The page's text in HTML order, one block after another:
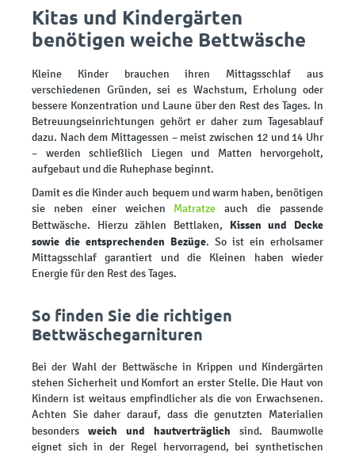
Kitas und Kindergärten
benötigen weiche Bettwäsche
Kleine Kinder brauchen ihren Mittagsschlaf aus
verschiedenen Gründen, sei es Wachstum, Erholung oder
bessere Konzentration und Laune über den Rest des Tages. In
Betreuungseinrichtungen gehört er daher zum Tagesablauf
dazu. Nach dem Mittagessen – meist zwischen 12 und 14 Uhr
– werden schließlich Liegen und Matten hervorgeholt,
aufgebaut und die Ruhephase beginnt.
Damit es die Kinder auch bequem und warm haben, benötigen
sie neben einer weichen Matratze auch die passende
Bettwäsche. Hierzu zählen Bettlaken, Kissen und Decke
sowie die entsprechenden Bezüge. So ist ein erholsamer
Mittagsschlaf garantiert und die Kleinen haben wieder
Energie für den Rest des Tages.
So finden Sie die richtigen
Bettwäschegarnituren
Bei der Wahl der Bettwäsche in Krippen und Kindergärten
stehen Sicherheit und Komfort an erster Stelle. Die Haut von
Kindern ist weitaus empfindlicher als die von Erwachsenen.
Achten Sie daher darauf, dass die genutzten Materialien
besonders weich und hautverträglich sind. Baumwolle
eignet sich in der Regel hervorragend, bei synthetischen